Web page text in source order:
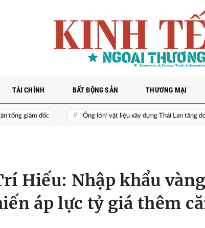
TÀI CHÍNH BẤT ĐỘNG SẢN THƯƠNG MẠI
đốc 'Ông lớn' vật liệu xây dựng Thái Lan tăng doanh thu
Hiếu: Nhập khẩu
áp lực tỷ giá thêm